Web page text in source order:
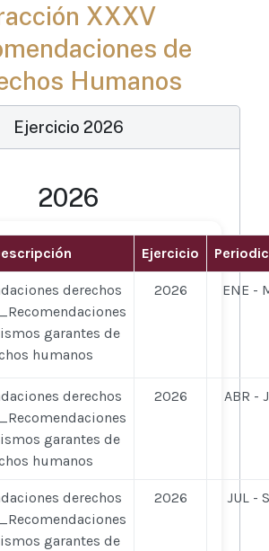
XXXV
de
Humanos
Ejercicio 2026
2026
Ejercicio
derechos
garantes de
humanos
2026 ENE -
derechos
garantes de
humanos
2026 ABR -
derechos
garantes de
2026 JUL -